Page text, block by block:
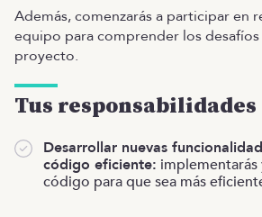
Además, comenzarás a participar en
equipo para comprender los
proyecto.
Tus responsabilidades
Desarrollar nuevas
código eficiente: implementarás
código para que sea más